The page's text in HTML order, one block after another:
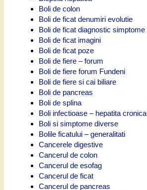
Boli de colon
Boli de ficat denumiri evolutie
Boli de ficat diagnostic simptome
Boli de ficat imagini
Boli de ficat poze
Boli de fiere – forum
Boli de fiere forum Fundeni
Boli de fiere si cai biliare
Boli de pancreas
Boli de splina
Boli infectioase – hepatita cronica
Boli si simptome diverse
Bolile ficatului – generalitati
Cancerele digestive
Cancerul de colon
Cancerul de esofag
Cancerul de ficat
Cancerul de pancreas